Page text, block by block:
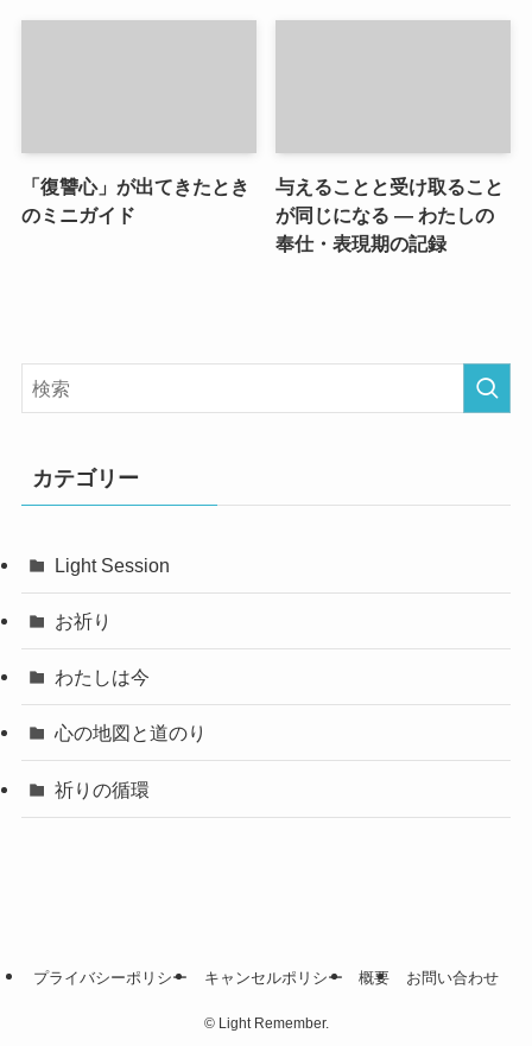
「復讐心」が出てきたとき
のミニガイド
与えることと受け取ること
が同じになる ― わたしの
奉仕・表現期の記録
カテゴリー
Light Session
お祈り
わたしは今
心の地図と道のり
祈りの循環
プライバシーポリシー キャンセルポリシー 概要 お問い合わせ
©Light Remember.